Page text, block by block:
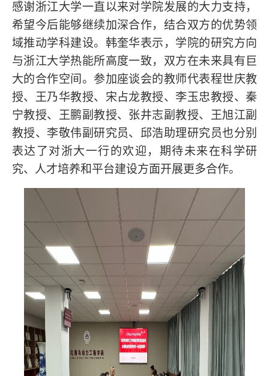
感谢浙江大学一直以来对学院发展的大力支持，
希望今后能够继续加深合作，结合双方的优势领
域推动学科建设。韩奎华表示，学院的研究方向
与浙江大学热能所高度一致，双方在未来具有巨
大的合作空间。参加座谈会的教师代表程世庆教
授、王乃华教授、宋占龙教授、李玉忠教授、秦
宁教授、王鹏副教授、张井志副教授、王旭江副
教授、李敬伟副研究员、邱浩助理研究员也分别
表达了对浙大一行的欢迎，期待未来在科学研
究、人才培养和平台建设方面开展更多合作。